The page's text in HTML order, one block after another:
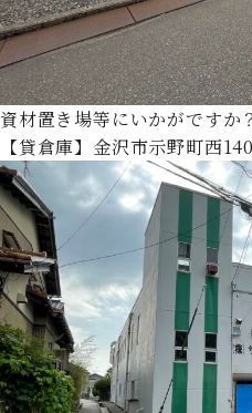
資材置き場等にいかがですか
【貸倉庫】金沢市示野町西